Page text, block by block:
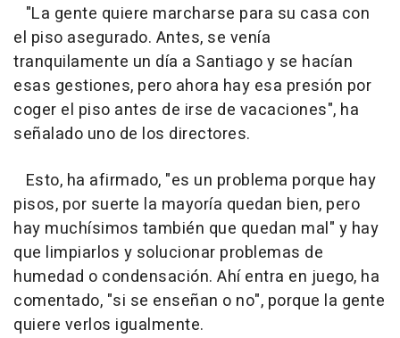
"La gente quiere marcharse para su casa con
el piso asegurado. Antes, se venía
tranquilamente un día a Santiago y se hacían
esas gestiones, pero ahora hay esa presión por
coger el piso antes de irse de vacaciones", ha
señalado uno de los directores.
Esto, ha afirmado, "es un problema porque hay
pisos, por suerte la mayoría quedan bien, pero
hay muchísimos también que quedan mal" y hay
que limpiarlos y solucionar problemas de
humedad o condensación. Ahí entra en juego, ha
comentado, "si se enseñan o no", porque la gente
quiere verlos igualmente.